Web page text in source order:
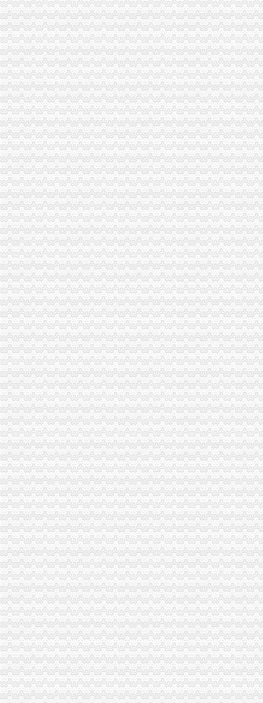
重庆专项审批：发票R审批代理购买服务办理-重庆爱问分类
重庆巴南破获一起发票案金额超过一亿元_网易新闻
浙江男子在重庆注册空壳公司131家发票金额逾亿元_凤凰资讯
重庆代理报税
代理记帐纳税申报选重庆航桥财务-直辖市重庆会计审计信息
渝盾江北代理记账公司、江北报税公司,这家好
重庆代办公司_代理公司注册_工商登记_分公司_个体工商_代账报税_
重庆公司执照代办|重庆代办企业执照
【重庆资质代办】公司页|厂家名录_顺企网
重庆代理记账
成都代理记账咨询重庆代理记账费用
重庆信昂代理记账有限公司
页-重庆社保代办|重庆江北执照代办|重庆代理记帐|重庆财务咨询--023
重庆代理记账||重庆日昌昇财务咨询有限公司
【重庆代理记账财务代理代办营业执照】重庆营业执照代办,价格,
重庆代账公司
重庆代账公司那家更专业,请找重庆覃娜工商咨询有限公司
重庆渝北代账公司哪家好？个人资公司注册有哪些条件？
重庆代理公司记账,重庆代账,重庆代理纳税申报,重庆财税代理,重
重庆会计代账哪家好？-好股
【2017年重庆新概念代账服务有限公司新招聘信息_电话_地址】-赶
重庆财务公司
重庆潜硕财务管理有限公司-重庆潜硕财务管理咨询有限公司
重庆麦积财务管理有限公司-重庆会计代账,重庆财务外包公司,重
中国电信重庆公司招聘财务_重庆校园招聘
【重庆财务公司】_重庆财务公司厂家_重庆财务公司批发市场-阿里巴巴
重庆能投集团财务公司获批筹建-搜狐滚动
工商动态
巫溪局重庆发票申请采取三措施开展保密自查工作
永川局重庆分公司注册全体干部职工共向灾区捐款近4万元
綦江局、重庆分公司注册綦江个协为灾区募集捐款23万余元
市重庆公司注销局赴埃及南非考察团为四川大地震遇难者默哀并捐款
巫溪局实施“五大帮农”重庆代理记账工程，助推新农村建设
部门省市重庆分公司注册局来信来电对我局表示问 四川省局发来感谢信
秀山局重庆代理报税七旬退休干部系灾区捐款1000元
南岸局重庆进出口权四项措施做好地震灾后稳定工作
一方有难 八方支援:南岸局重庆代理记账向梁平局紧急捐款2万元
巴南局重庆代理记账三项举措积应对地震波动
我市重庆代账公司出台《新闻媒体广告刊播违规行为处理办法》
云局七举措从严整规危险化学品市重庆进出口权场秩序
酉局重庆发票申请三项措施推进农民专业合作社实施商标品牌战略
经开园局重庆分公司注册狠抓户外广告监管取得明显成效
彭水局重庆分公司注册公开选调干部努力提高选人用人公信度
合川区创建“无销村”重庆代账公司试点正式启动
九龙坡局六措并举开展“红盾护农保春耕”重庆财务公司行动见成效
市工商学会认真学习领会“大讨论”重庆代理报税精
万盛局重庆代账公司四项措施完善政务值班制度
涪陵局多措并举加二手车交易市重庆分公司注册场监管
高新区局重庆代理记账开展互联网监管专题知识全员培训
荣昌局重庆财务公司拓宽监管领域开展纺织品质量检查
江津局“两手抓”重庆代理记账积构建食品安全监管长效机制
武隆局重庆代理记账四大举措化纪检监察工作
北碚局重庆代理报税及时分解部署工作目标任务 全力推进重点工作开展
九龙坡局重庆进出口权全面启动监控系统 实现工作运转信息化
工商所搭台企业唱戏渝中局重庆代理报税较场口工商所积创新3.15宣活动形式
万州局重庆发票申请三项措施做好央视3.15晚会现场申诉举报处理工作
大渡口局重庆代理报税采取五项举措着力提高执法质量